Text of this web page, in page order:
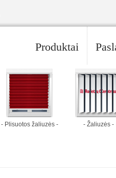
Produktai
- Plisuotos žaliuzės - - Žaliuzės -